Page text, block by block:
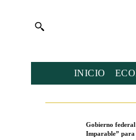
INICIO
Gobierno
Imparable” para